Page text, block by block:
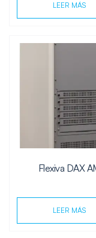
LEER MÁS
Flexiva DAX
LEER MÁS